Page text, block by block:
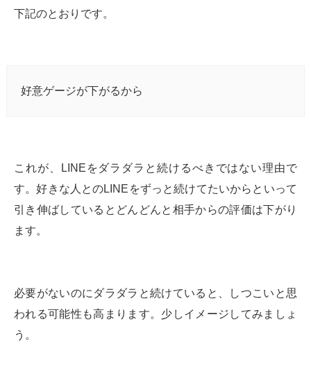
下記のとおりです。
好意ゲージが下がるから
これが、LINEをダラダラと続けるべきではない理由で
す。好きな人とのLINEをずっと続けてたいからといって
引き伸ばしているとどんどんと相手からの評価は下がり
ます。
必要がないのにダラダラと続けていると、しつこいと思
われる可能性も高まります。少しイメージしてみましょ
う。